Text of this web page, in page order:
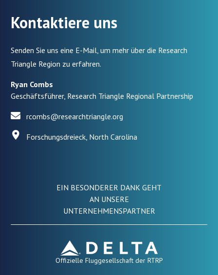
Kontaktiere uns
Senden Sie uns eine E-Mail, um mehr über die Research
Triangle Region zu erfahren.
Ryan Combs
Geschäftsführer, Research Triangle Regional Partnership
rcombs@researchtriangle.org
Forschungsdreieck, North Carolina
EIN BESONDERER DANK GEHT
AN UNSERE
UNTERNEHMENSPARTNER
Offizielle Fluggesellschaft der RTRP